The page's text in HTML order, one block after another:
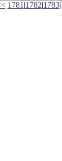
1781 |1782|1783